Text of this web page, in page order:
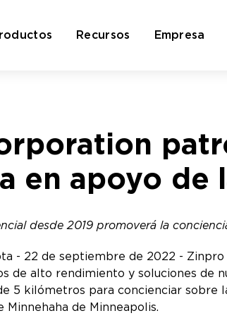
Recursos Empresa
en apoyo de
desde 2019 promoverá la
- 22 de septiembre de 2022 -
de alto rendimiento y soluciones de
5 kilómetros para concienciar
de Minneapolis.